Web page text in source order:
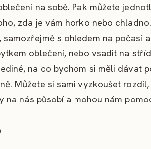
na sobě. Pak můžete
zda je vám horko nebo
samozřejmě s ohledem na počasí
oblečení, nebo vsadit na
na co bychom si měli dávat
Můžete si sami vyzkoušet
na nás působí a mohou nám